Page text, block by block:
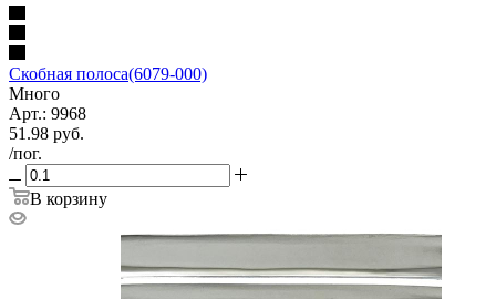
Скобная полоса(6079-000)
Много
Арт.: 9968
51.98 руб.
/пог.
В корзину